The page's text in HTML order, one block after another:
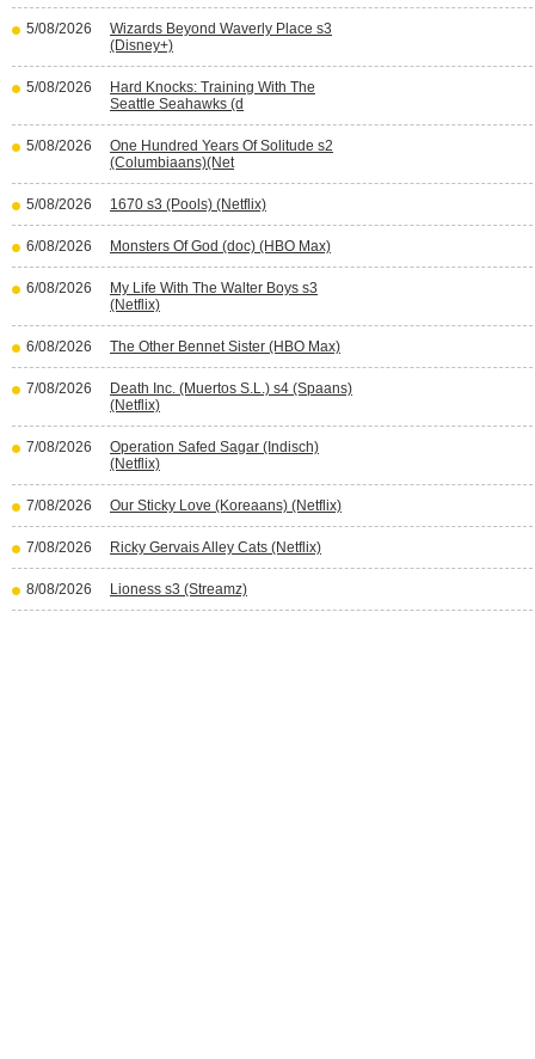
5/08/2026
Wizards Beyond Waverly Place s3
(Disney+)
5/08/2026
Hard Knocks: Training With The
Seattle Seahawks (d
5/08/2026
One Hundred Years Of Solitude s2
(Columbiaans)(Net
5/08/2026 1670 s3 (Pools) (Netflix)
6/08/2026 Monsters Of God (doc) (HBO Max)
6/08/2026
My Life With The Walter Boys s3
(Netflix)
6/08/2026 The Other Bennet Sister (HBO Max)
7/08/2026
Death Inc. (Muertos S.L.) s4 (Spaans)
(Netflix)
7/08/2026
Operation Safed Sagar (Indisch)
(Netflix)
7/08/2026 Our Sticky Love (Koreaans) (Netflix)
7/08/2026 Ricky Gervais Alley Cats (Netflix)
8/08/2026 Lioness s3 (Streamz)